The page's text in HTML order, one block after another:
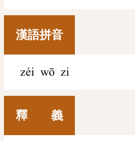
漢語拼音
zéi wō zi
釋 義